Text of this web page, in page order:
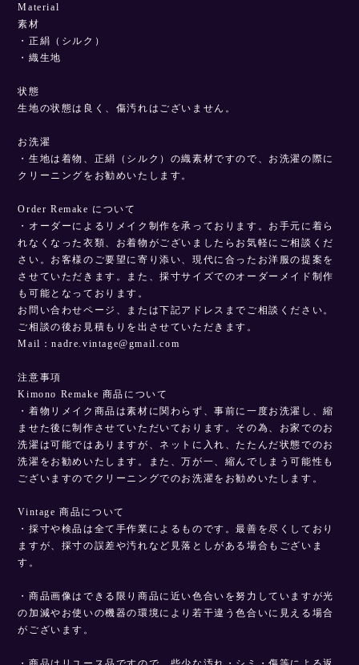
Material
素材
・正絹（シルク）
・織生地
状態
生地の状態は良く、傷汚れはございません。
お洗濯
・生地は着物、正絹（シルク）の織素材ですので、お洗濯の際に
クリーニングをお勧めいたします。
Order Remake について
・オーダーによるリメイク制作を承っております。お手元に着ら
れなくなった衣類、お着物がございましたらお気軽にご相談くだ
さい。お客様のご要望に寄り添い、現代に合ったお洋服の提案を
させていただきます。また、採寸サイズでのオーダーメイド制作
も可能となっております。
お問い合わせページ、または下記アドレスまでご相談ください。
ご相談の後お見積もりを出させていただきます。
Mail：nadre.vintage@gmail.com
注意事項
Kimono Remake 商品について
・着物リメイク商品は素材に関わらず、事前に一度お洗濯し、縮
ませた後に制作させていただいております。その為、お家でのお
洗濯は可能ではありますが、ネットに入れ、たたんだ状態でのお
洗濯をお勧めいたします。また、万が一、縮んでしまう可能性も
ございますのでクリーニングでのお洗濯をお勧めいたします。
Vintage 商品について
・採寸や検品は全て手作業によるものです。最善を尽くしており
ますが、採寸の誤差や汚れなど見落としがある場合もございま
す。
・商品画像はできる限り商品に近い色合いを努力していますが光
の加減やお使いの機器の環境により若干違う色合いに見える場合
がございます。